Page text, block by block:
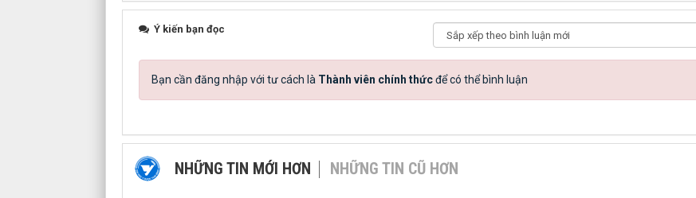
Ý kiến bạn đọc
Bạn cần đăng nhập với tư cách là Thành viên chính thứcđể có thể bình luận
NHỮNG TIN MỚI HƠN NHỮNG TIN CŨ HƠN